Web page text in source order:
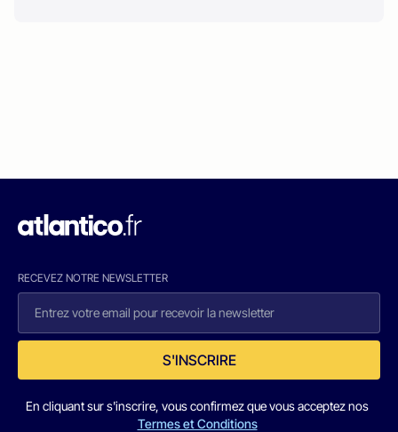
RECEVEZ NOTRE NEWSLETTER
S'INSCRIRE
En cliquant sur s'inscrire, vous confirmez que vous acceptez nos
Termes et Conditions